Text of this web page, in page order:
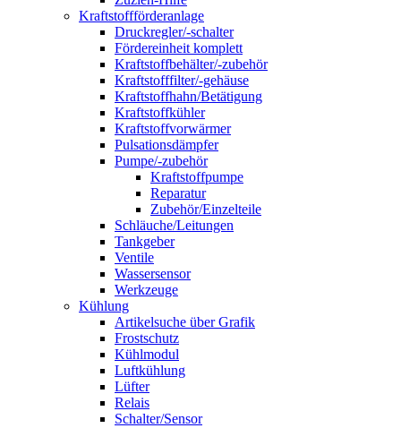
Kraftstoffförderanlage
Druckregler/-schalter
Fördereinheit komplett
Kraftstoffbehälter/-zubehör
Kraftstofffilter/-gehäuse
Kraftstoffhahn/Betätigung
Kraftstoffkühler
Kraftstoffvorwärmer
Pulsationsdämpfer
Pumpe/-zubehör
Kraftstoffpumpe
Reparatur
Zubehör/Einzelteile
Schläuche/Leitungen
Tankgeber
Ventile
Wassersensor
Werkzeuge
Kühlung
Artikelsuche über Grafik
Frostschutz
Kühlmodul
Luftkühlung
Lüfter
Relais
Schalter/Sensor